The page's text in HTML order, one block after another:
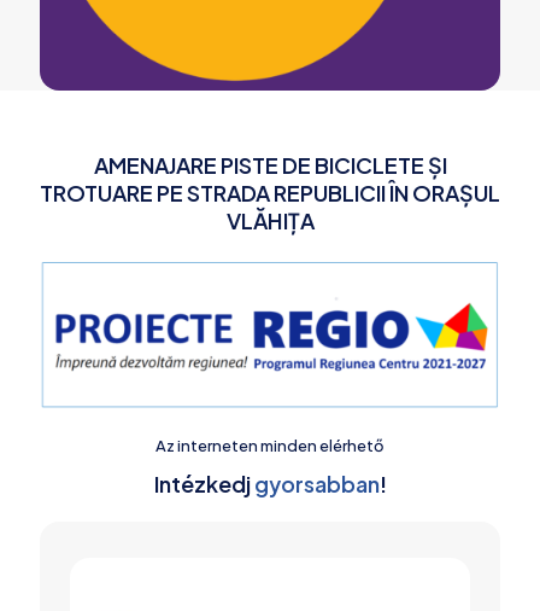
AMENAJARE PISTE DE BICICLETE ȘI
TROTUARE PE STRADA REPUBLICII ÎN ORAȘUL
VLĂHIȚA
Az interneten minden elérhető
Intézkedjgyorsabban!